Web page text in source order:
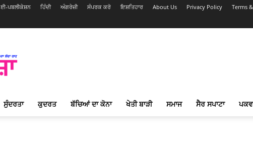
ਈ-ਪਬਲੀਕੇਸ਼ਨ ਹਿੰਦੀ ਅੰਗਰੇਜ਼ੀ ਸੰਪਰਕ ਕਰੋ ਇਸ਼ਤਿਹਾਰ About Us Privacy Policy Terms
ਸੁੰਦਰਤਾ ਕੁਦਰਤ ਬੱਚਿਆਂ ਦਾ ਕੋਨਾ ਖੇਤੀ ਬਾੜੀ ਸਮਾਜ ਸੈਰ ਸਪਾਟਾ